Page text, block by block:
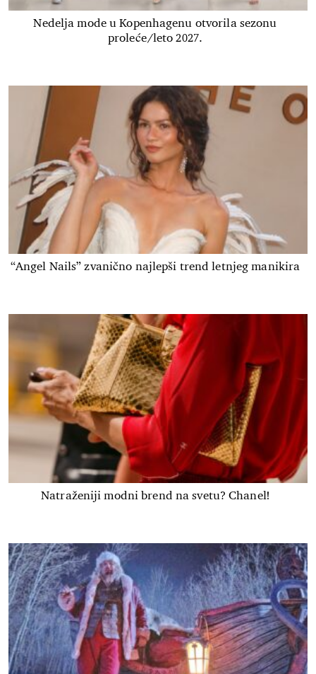
Nedelja mode u Kopenhagenu otvorila sezonu
proleće/leto 2027.
“Angel Nails” zvanično najlepši trend letnjeg manikira
Natraženiji modni brend na svetu? Chanel!